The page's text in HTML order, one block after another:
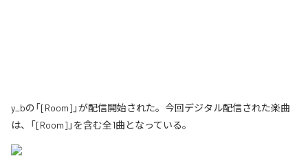
y_bの「[Room]」が配信開始された。今回デジタル配信された楽曲
は、「[Room]」を含む全1曲となっている。